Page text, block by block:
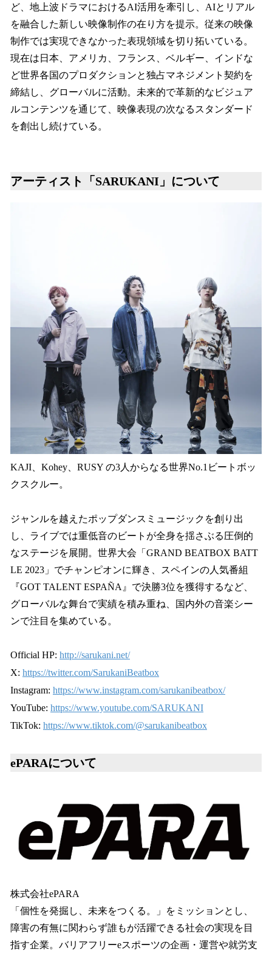
ど、地上波ドラマにおけるAI活用を牽引し、AIとリアル
を融合した新しい映像制作の在り方を提示。従来の映像
制作では実現できなかった表現領域を切り拓いている。
現在は日本、アメリカ、フランス、ベルギー、インドな
ど世界各国のプロダクションと独占マネジメント契約を
締結し、グローバルに活動。未来的で革新的なビジュア
ルコンテンツを通じて、映像表現の次なるスタンダード
を創出し続けている。
アーティスト「SARUKANI」について
KAJI、Kohey、RUSY の3人からなる世界No.1ビートボッ
クスクルー。
ジャンルを越えたポップダンスミュージックを創り出
し、ライブでは重低音のビートが全身を揺さぶる圧倒的
なステージを展開。世界大会「GRAND BEATBOX BATT
LE 2023」でチャンピオンに輝き、スペインの人気番組
『GOT TALENT ESPAÑA』で決勝3位を獲得するなど、
グローバルな舞台で実績を積み重ね、国内外の音楽シー
ンで注目を集めている。
Official HP: http://sarukani.net/
X: https://twitter.com/SarukaniBeatbox
Instagram: https://www.instagram.com/sarukanibeatbox/
YouTube: https://www.youtube.com/SARUKANI
TikTok: https://www.tiktok.com/@sarukanibeatbox
ePARAについて
株式会社ePARA
「個性を発掘し、未来をつくる。」をミッションとし、
障害の有無に関わらず誰もが活躍できる社会の実現を目
指す企業。バリアフリーeスポーツの企画・運営や就労支